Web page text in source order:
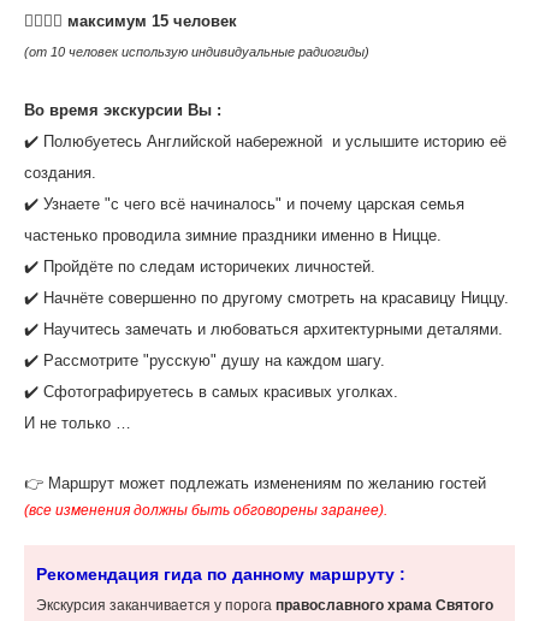
‌🙍‍♀️🙎‍♂️ максимум 15 человек
(от 10 человек использую индивидуальные радиогиды)
‌Во время экскурсии Вы :
✔️ Полюбуетесь Английской набережной и услышите историю её
создания.
✔️ Узнаете "с чего всё начиналось" и почему царская семья
частенько проводила зимние праздники именно в Ницце.
✔️ Пройдёте по следам историчеких личностей.
✔️ Начнёте совершенно по другому смотреть на красавицу Ниццу.
✔️ Научитесь замечать и любоваться архитектурными деталями.
✔️ Рассмотрите "русскую" душу на каждом шагу.
✔️ Сфотографируетесь в самых красивых уголках.
И не только …
👉 Маршрут может подлежать изменениям по желанию гостей
(все изменения должны быть обговорены заранее).
Рекомендация гида по данному маршруту :
‌Экскурсия заканчивается у порога православного храма Святого